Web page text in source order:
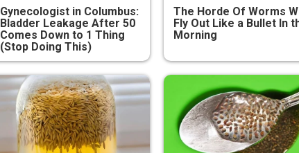
Gynecologist in Columbus:
Bladder Leakage After 50
Comes Down to 1 Thing
(Stop Doing This)
The Horde Of Worms
Fly Out Like a Bullet In
Morning